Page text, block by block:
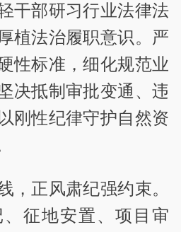
干部研习行业法律法
植法治履职意识。严
性标准，细化规范业
决抵制审批变通、违
刚性纪律守护自然资
，正风肃纪强约束。
征地安置、项目审